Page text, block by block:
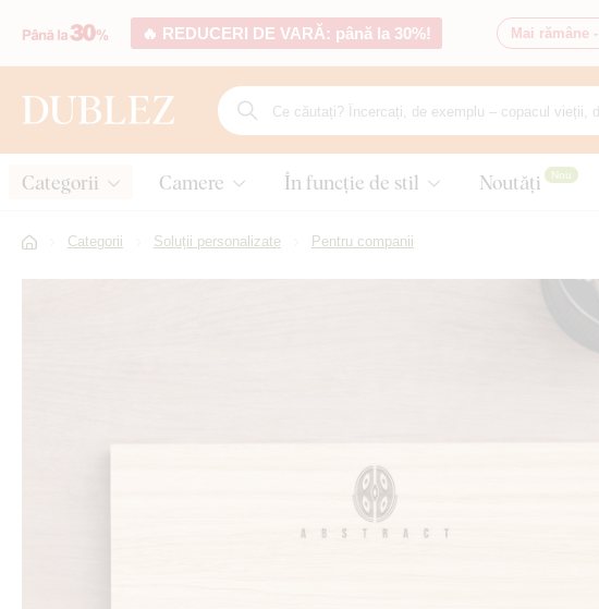
🔥 REDUCERI DE VARĂ: până la 30%! Mai rămâne -
Categorii Camere În funcție de stil Noutăți Nou
Categorii Soluții personalizate Pentru companii